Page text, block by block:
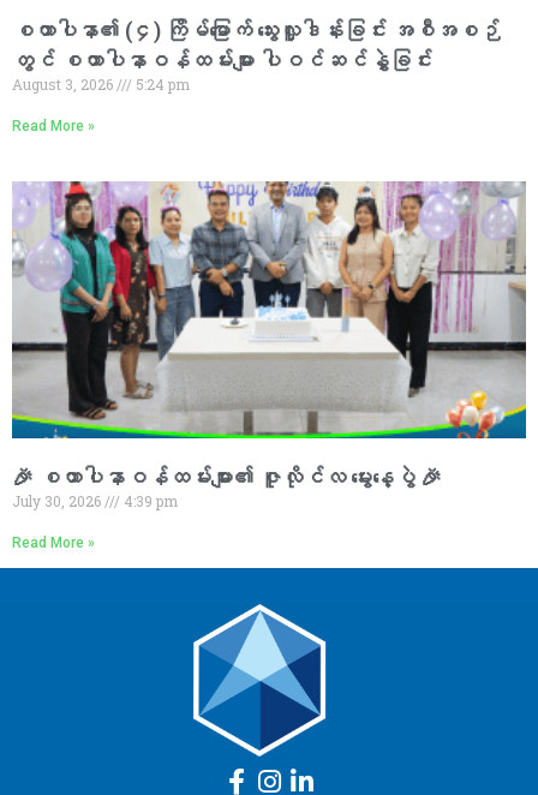
စထာပါနာ၏ (၄) ကြိမ်မြောက် သွေးလှူဒါန်းခြင်း အစီအစဉ်
တွင် စထာပါနာဝန်ထမ်းများ ပါဝင်ဆင်နွှဲခြင်း
August 3, 2026 5:24 pm
Read More »
🎉 စထာပါနာဝန်ထမ်းများ၏ ဇူလိုင်လ မွေးနေ့ပွဲ 🎉
July 30, 2026 4:39 pm
Read More »